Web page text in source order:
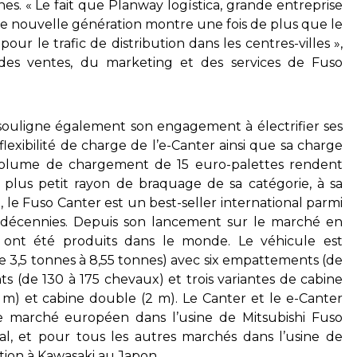
« Le fait que Planway logística, grande entreprise
nouvelle génération montre une fois de plus que le
le trafic de distribution dans les centres-villes »,
ventes, du marketing et des services de Fuso
également son engagement à électrifier ses
de charge de l’e-Canter ainsi que sa charge
de chargement de 15 euro-palettes rendent
petit rayon de braquage de sa catégorie, à sa
Fuso Canter est un best-seller international parmi
Depuis son lancement sur le marché en
été produits dans le monde. Le véhicule est
3,5 tonnes à 8,55 tonnes) avec six empattements (de
(de 130 à 175 chevaux) et trois variantes de cabine
et cabine double (2 m). Le Canter et le e-Canter
européen dans l’usine de Mitsubishi Fuso
et pour tous les autres marchés dans l’usine de